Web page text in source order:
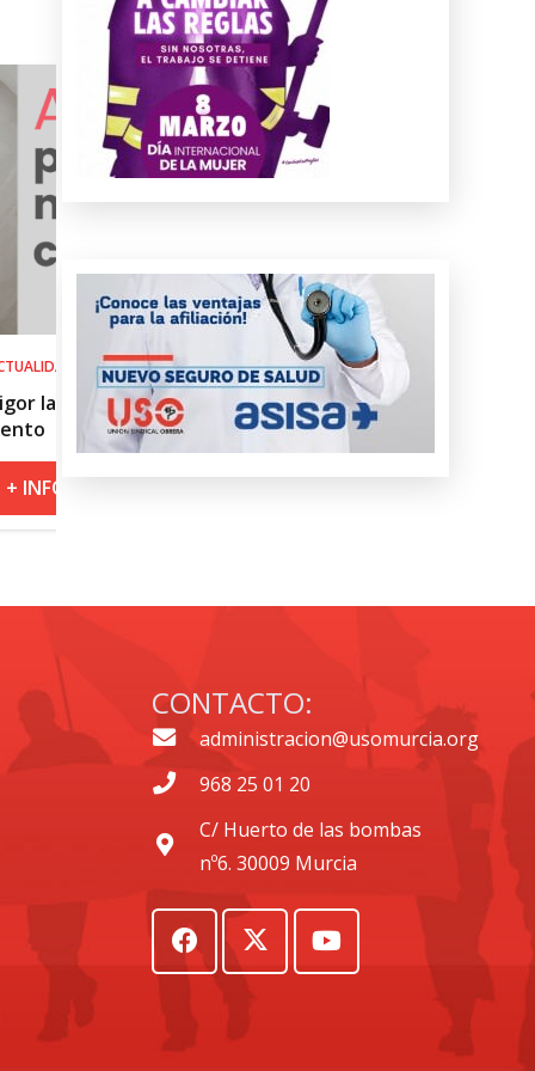
SALUD LABORAL
Procedimiento práctico ante alerta
roja por calor
CONTACTO:
administracion@usomurcia.org
968 25 01 20
C/ Huerto de las bombas
nº6. 30009 Murcia